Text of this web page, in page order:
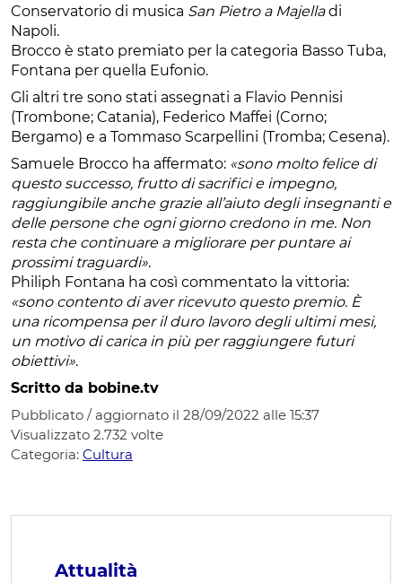
Conservatorio di musica San Pietro a Majelladi
Napoli.
Brocco è stato premiato per la categoria Basso Tuba,
Fontana per quella Eufonio.
Gli altri tre sono stati assegnati a Flavio Pennisi
(Trombone; Catania), Federico Maffei (Corno;
Bergamo) e a Tommaso Scarpellini (Tromba; Cesena).
Samuele Brocco ha affermato: «sono molto felice di
questo successo, frutto di sacrifici e impegno,
raggiungibile anche grazie all’aiuto degli insegnanti e
delle persone che ogni giorno credono in me. Non
resta che continuare a migliorare per puntare ai
prossimi traguardi».
Philiph Fontana ha così commentato la vittoria:
«sono contento di aver ricevuto questo premio. È
una ricompensa per il duro lavoro degli ultimi mesi,
un motivo di carica in più per raggiungere futuri
obiettivi».
Scritto da bobine.tv
Pubblicato / aggiornato il 28/09/2022 alle 15:37
Visualizzato 2.732 volte
Categoria: Cultura
Attualità